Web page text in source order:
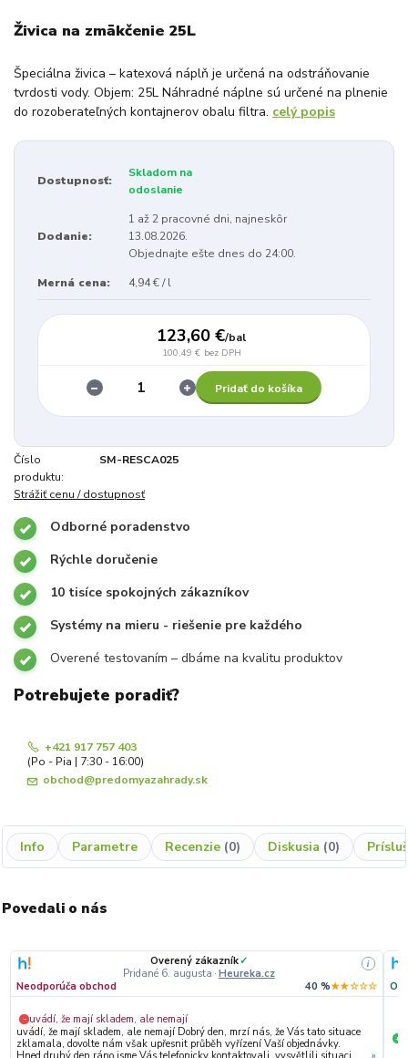
Živica na zmäkčenie 25L
Špeciálna živica – katexová náplň je určená na odstráňovanie
tvrdosti vody. Objem: 25L Náhradné náplne sú určené na plnenie
do rozoberateľných kontajnerov obalu filtra. celý popis
Dostupnosť:
Skladom na
odoslanie
Dodanie:
1 až 2 pracovné dni, najneskôr
13.08.2026.
Objednajte ešte dnes do 24:00.
Merná cena: 4,94 € / l
123,60 €/bal
100,49 € bez DPH
Pridať do košíka
Číslo
produktu:
SM-RESCA025
Strážiť cenu / dostupnosť
Odborné poradenstvo
Rýchle doručenie
10 tisíce spokojných zákazníkov
Systémy na mieru - riešenie pre každého
Overené testovaním – dbáme na kvalitu produktov
Potrebujete poradiť?
+421 917 757 403
(Po - Pia | 7:30 - 16:00)
obchod@predomyazahrady.sk
Info Parametre Recenzie 0 Diskusia 0
Povedali o nás
Overený zákazník✓
Pridané 6. augusta · Heureka.cz
i
Neodporúča obchod 40 %★★☆☆☆
− uvádí, že mají skladem, ale nemají
uvádí, že mají skladem, ale nemají Dobrý den, mrzí nás, že Vás tato situace
zklamala, dovolte nám však upřesnit průběh vyřízení Vaší objednávky.
+